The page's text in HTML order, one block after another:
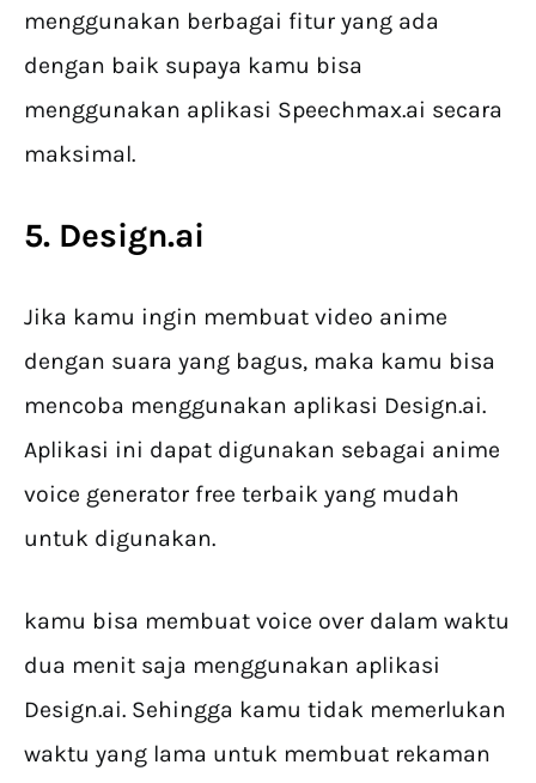
menggunakan berbagai fitur yang ada
dengan baik supaya kamu bisa
menggunakan aplikasi Speechmax.ai secara
maksimal.
5. Design.ai
Jika kamu ingin membuat video anime
dengan suara yang bagus, maka kamu bisa
mencoba menggunakan aplikasi Design.ai.
Aplikasi ini dapat digunakan sebagai anime
voice generator free terbaik yang mudah
untuk digunakan.
kamu bisa membuat voice over dalam waktu
dua menit saja menggunakan aplikasi
Design.ai. Sehingga kamu tidak memerlukan
waktu yang lama untuk membuat rekaman